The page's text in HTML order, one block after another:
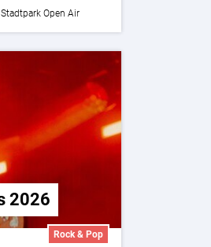
Stadtpark Open Air
Rock & Pop
2026